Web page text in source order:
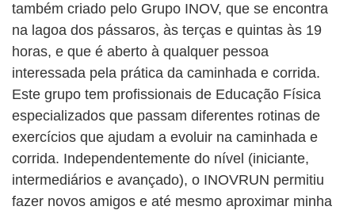
também criado pelo Grupo INOV, que se encontra
na lagoa dos pássaros, às terças e quintas às 19
horas, e que é aberto à qualquer pessoa
interessada pela prática da caminhada e corrida.
Este grupo tem profissionais de Educação Física
especializados que passam diferentes rotinas de
exercícios que ajudam a evoluir na caminhada e
corrida. Independentemente do nível (iniciante,
intermediários e avançado), o INOVRUN permitiu
fazer novos amigos e até mesmo aproximar minha